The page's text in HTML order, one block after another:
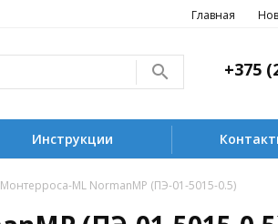
Главная
+375
Инструкции
ML NormanMP (ПЭ-01-5015-0.5)